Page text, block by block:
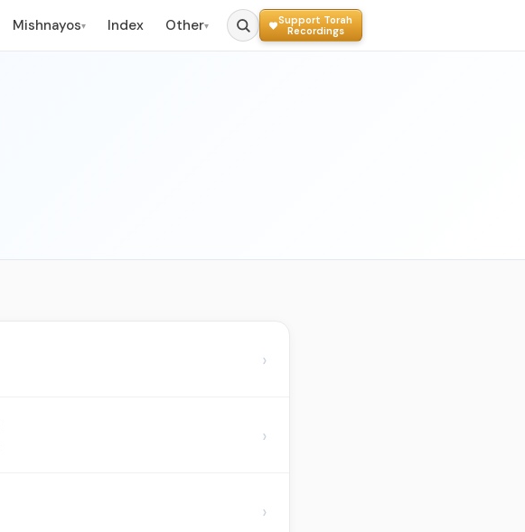
Mishnayos▾ Index Other▾
Support Torah
Recordings
›
›
›